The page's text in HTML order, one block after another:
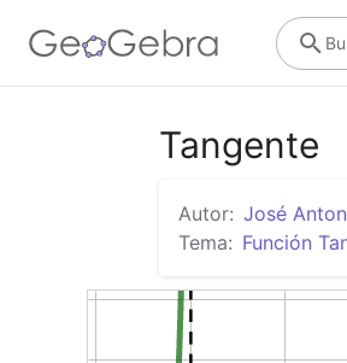
Tangente
Autor: José
Tema: Función